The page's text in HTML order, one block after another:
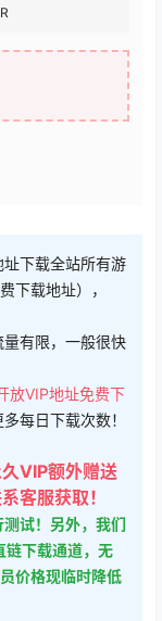
下载全站所有游
下载地址），
有限，一般很快
放VIP地址免费下
每日下载次数！
VIP额外赠送
客服获取！
试！另外，我们
链下载通道，无
价格现临时降低